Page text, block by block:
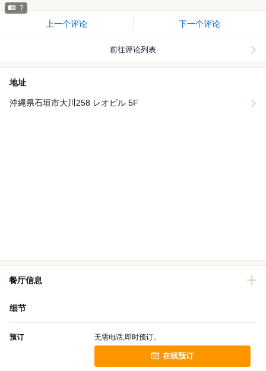
7
上一个评论 下一个评论
前往评论列表
地址
沖縄県石垣市大川258 レオビル 5F
餐厅信息
细节
预订 无需电话,即时预订。
在线预订